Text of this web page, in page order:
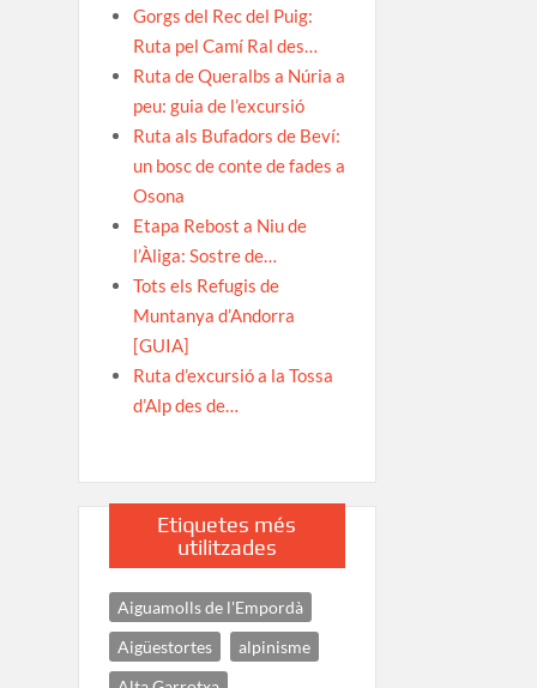
Gorgs del Rec del Puig:
Ruta pel Camí Ral des…
Ruta de Queralbs a Núria a
peu: guia de l’excursió
Ruta als Bufadors de Beví:
un bosc de conte de fades a
Osona
Etapa Rebost a Niu de
l’Àliga: Sostre de…
Tots els Refugis de
Muntanya d’Andorra
[GUIA]
Ruta d’excursió a la Tossa
d’Alp des de…
Etiquetes més
utilitzades
Aiguamolls de l'Empordà
Aigüestortes
alpinisme